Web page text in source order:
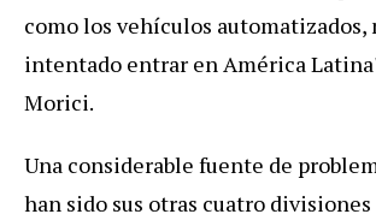
como los vehículos automatizados,
intentado entrar en América
Morici.
Una considerable fuente de
han sido sus otras cuatro